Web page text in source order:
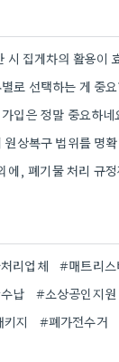
리업체
#매트리스
납 #소상공인지원
지
#폐가전수거